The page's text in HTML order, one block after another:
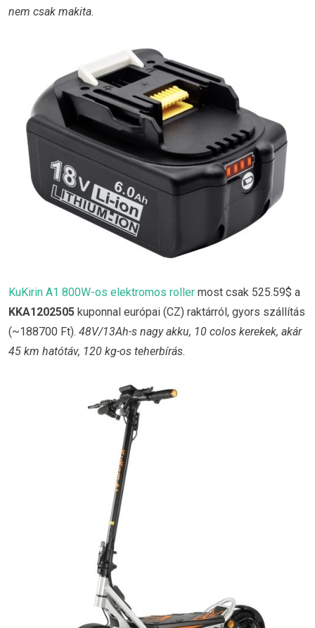
nem csak makita.
KuKirin A1 800W-os elektromos roller most csak 525.59$ a
KKA1202505 kuponnal európai (CZ) raktárról, gyors szállítás
(~188700 Ft). 48V/13Ah-s nagy akku, 10 colos kerekek, akár
45 km hatótáv, 120 kg-os teherbírás.